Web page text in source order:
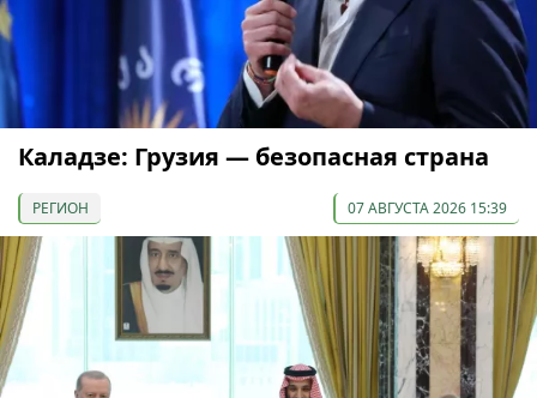
Каладзе: Грузия — безопасная страна
РЕГИОН 07 АВГУСТА 2026 15:39